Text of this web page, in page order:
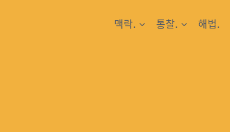
맥락. 통찰. 해법.